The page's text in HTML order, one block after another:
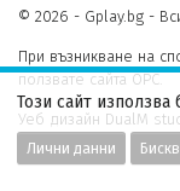
© 2026 - Gplay.bg -
При възникване на
ползвате сайта ОРС.
Уеб дизайн DualM
Този сайт
Лични данни